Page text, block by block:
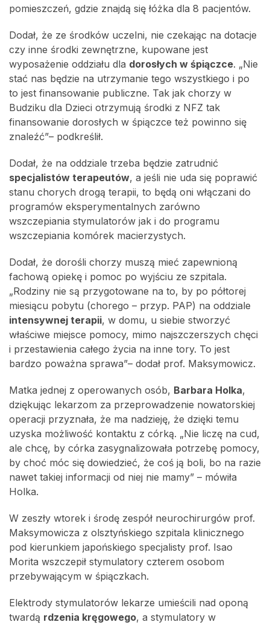
pomieszczeń, gdzie znajdą się łóżka dla 8 pacjentów.
Dodał, że ze środków uczelni, nie czekając na dotacje
czy inne środki zewnętrzne, kupowane jest
wyposażenie oddziału dla dorosłych w śpiączce. „Nie
stać nas będzie na utrzymanie tego wszystkiego i po
to jest finansowanie publiczne. Tak jak chorzy w
Budziku dla Dzieci otrzymują środki z NFZ tak
finansowanie dorosłych w śpiączce też powinno się
znaleźć”– podkreślił.
Dodał, że na oddziale trzeba będzie zatrudnić
specjalistów terapeutów, a jeśli nie uda się poprawić
stanu chorych drogą terapii, to będą oni włączani do
programów eksperymentalnych zarówno
wszczepiania stymulatorów jak i do programu
wszczepiania komórek macierzystych.
Dodał, że dorośli chorzy muszą mieć zapewnioną
fachową opiekę i pomoc po wyjściu ze szpitala.
„Rodziny nie są przygotowane na to, by po półtorej
miesiącu pobytu (chorego – przyp. PAP) na oddziale
intensywnej terapii, w domu, u siebie stworzyć
właściwe miejsce pomocy, mimo najszczerszych chęci
i przestawienia całego życia na inne tory. To jest
bardzo poważna sprawa”– dodał prof. Maksymowicz.
Matka jednej z operowanych osób, Barbara Holka,
dziękując lekarzom za przeprowadzenie nowatorskiej
operacji przyznała, że ma nadzieję, że dzięki temu
uzyska możliwość kontaktu z córką. „Nie liczę na cud,
ale chcę, by córka zasygnalizowała potrzebę pomocy,
by choć móc się dowiedzieć, że coś ją boli, bo na razie
nawet takiej informacji od niej nie mamy” – mówiła
Holka.
W zeszły wtorek i środę zespół neurochirurgów prof.
Maksymowicza z olsztyńskiego szpitala klinicznego
pod kierunkiem japońskiego specjalisty prof. Isao
Morita wszczepił stymulatory czterem osobom
przebywającym w śpiączkach.
Elektrody stymulatorów lekarze umieścili nad oponą
twardą rdzenia kręgowego, a stymulatory w